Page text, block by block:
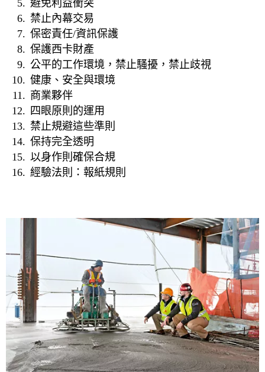
避免利益衝突
禁止內幕交易
保密責任/資訊保護
保護西卡財產
公平的工作環境，禁止騷擾，禁止歧視
健康、安全與環境
商業夥伴
四眼原則的運用
禁止規避這些準則
保持完全透明
以身作則確保合規
經驗法則：報紙規則